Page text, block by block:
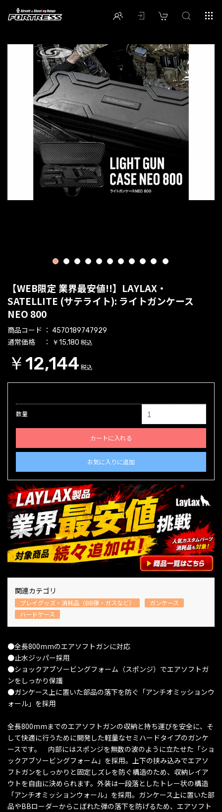
1 2 3 4 5 6 7 8 9 10 11
【WEB限定 業界最安値!!】LAYLAX・
SATELLITE (サテライト): ライトガンケース
NEO 800
商品コード 4570189747929
通常価格 ￥15,180 税込
￥12,144 税込
数量
カートに入れる
お気に入りに追加
関連カテゴリ
プレイグッズ・消耗品（BB弾・ガスなど）
ガンケース
ハードケース
●全長800mmのエアソフトガンに対応
●止水ジッパー採用
●ショックアブソービングフォーム（スポンジ）でエアソフトガ
ンをしっかり保護
●ガンケース上に置いた部品の落下を防ぐ「アンチオミッションウ
ォール」を採用
全長800mmまでのエアソフトガンの収納と持ち運びを安全に、そ
して快適に行うために開発した軽量なセミハードタイプのガンケ
ースです。 内部にはスポンジを無数の波のように立たせた「ショ
ックアブソービングフォーム」を採用。上下の挟み込みでエアソ
フトガンをしっかりと固定しズレを防ぐ構造のため、収納レイア
ウトを自由に決められます。外装は一段落としたトレー状の構造
「アンチオミッションウォール」を採用。ガンケース上に置いた部
品やBBローダーからこぼれた弾の落下を防げるため、エアソフト